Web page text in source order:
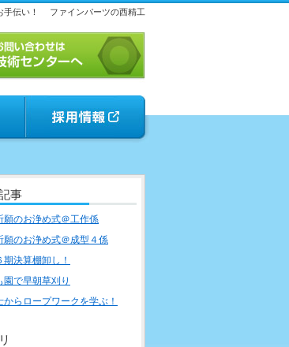
伝い！ ファインパーツの西精工
事
願のお浄め式＠工作係
願のお浄め式＠成型４係
期決算棚卸し！
園で早朝草刈り
からロープワークを学ぶ！